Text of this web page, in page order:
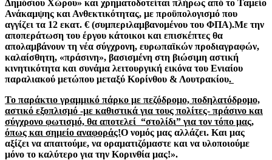
Δημόσιου Χώρου» και χρηματοδοτείται πλήρως από το Ταμείο
Ανάκαμψης και Ανθεκτικότητας, με προϋπολογισμό που
αγγίζει τα 12 εκατ. € (συμπεριλαμβανομένου του ΦΠΑ).Με την
αποπεράτωση του έργου κάτοικοι και επισκέπτες θα
απολαμβάνουν τη νέα σύγχρονη, ευρωπαϊκών προδιαγραφών,
καλαίσθητη, «πράσινη», βασισμένη στη βιώσιμη αστική
κινητικότητα και συνάμα λειτουργική εικόνα του Ενιαίου
παραλιακού μετώπου μεταξύ Κορίνθου & Λουτρακίου.
Το παράκτιο γραμμικό πάρκο με πεζόδρομο, ποδηλατόδρομο,
αστικό εξοπλισμό -με καθιστικά για τους πολίτες- πράσινο και
σύγχρονο φωτισμό, θα αποτελεί “στολίδι” για τον τόπο μας,
όπως και σημείο αναφοράς!Ο νομός μας αλλάζει. Και μας
αξίζει να απαιτούμε, να οραματιζόμαστε και να υλοποιούμε
μόνο το καλύτερο για την Κορινθία μας!».